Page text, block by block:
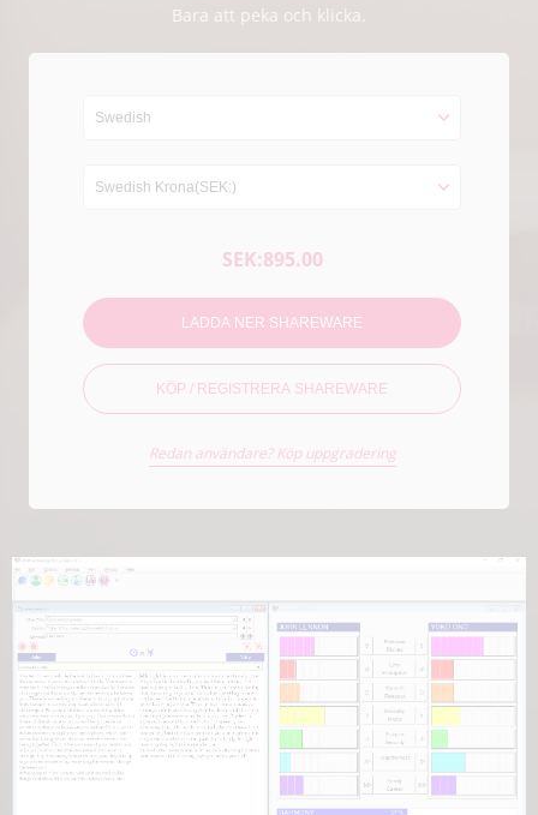
Bara att peka och klicka.
SEK:895.00
LADDA NER SHAREWARE
KÖP / REGISTRERA SHAREWARE
Redan användare? Köp uppgradering